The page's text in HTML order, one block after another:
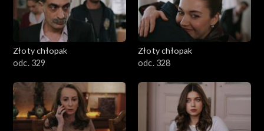
Złoty chłopak
odc. 329
Złoty chłopak
odc. 328